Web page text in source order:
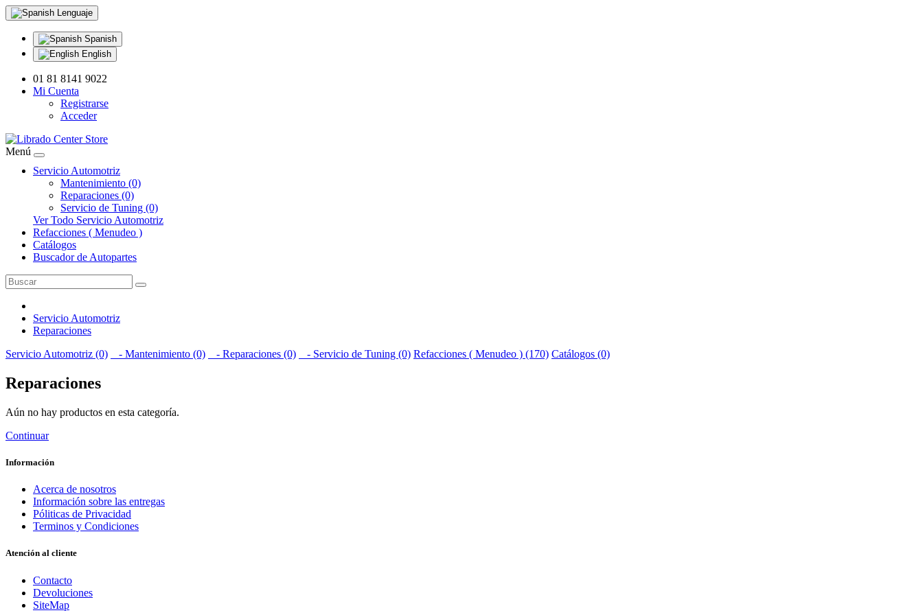
Lenguaje
Spanish
English
01 81 8141 9022
Mi Cuenta
Registrarse
Acceder
Menú
Servicio Automotriz
Mantenimiento (0)
Reparaciones (0)
Servicio de Tuning (0)
Ver Todo Servicio Automotriz
Refacciones ( Menudeo )
Catálogos
Buscador de Autopartes
Servicio Automotriz
Reparaciones
Servicio Automotriz (0)
- Mantenimiento (0) - Reparaciones (0) - Servicio de Tuning (0) Refacciones ( Menudeo ) (170) Catálogos (0)
Reparaciones
Aún no hay productos en esta categoría.
Continuar
Información
Acerca de nosotros
Información sobre las entregas
Póliticas de Privacidad
Terminos y Condiciones
Atención al cliente
Contacto
Devoluciones
SiteMap